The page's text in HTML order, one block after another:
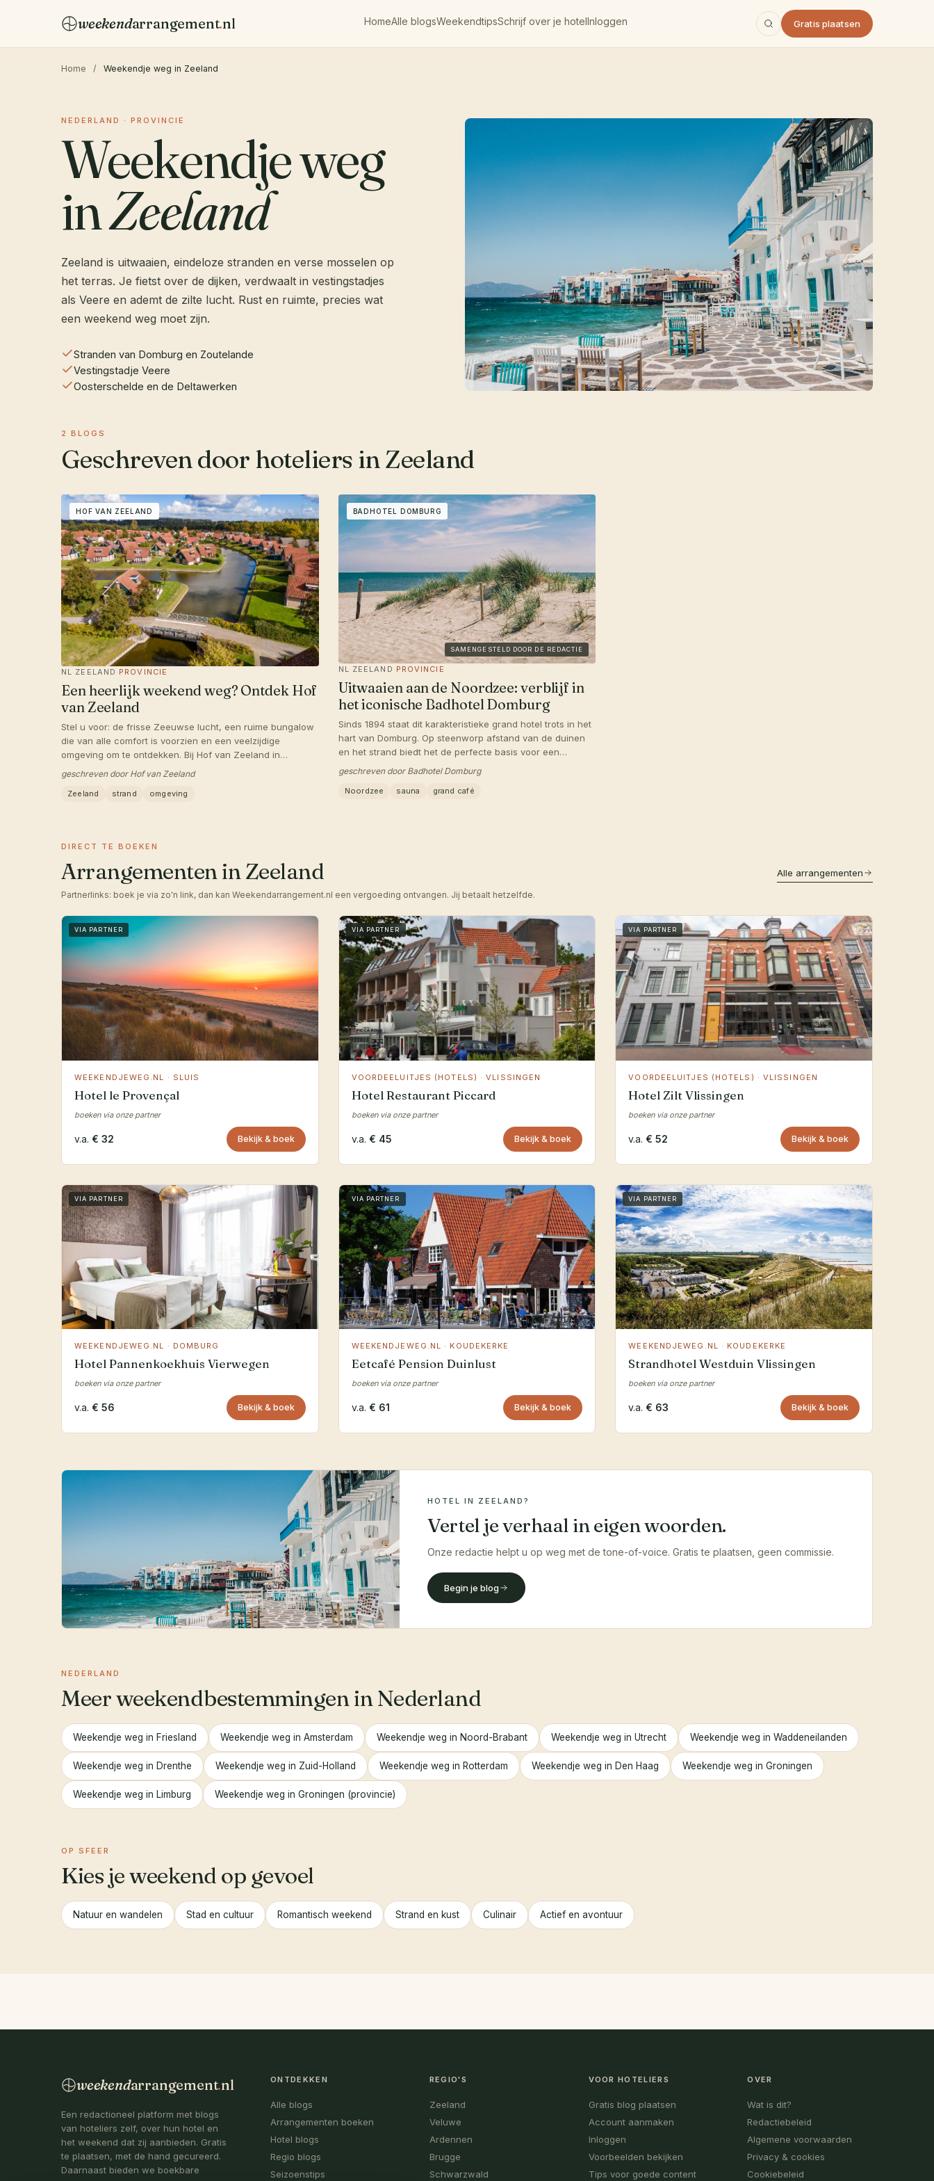
weekendarrangement.nl HomeAlle blogsWeekendtipsSchrijf over je hotelInloggen Gratis plaatsen
Home / Weekendje weg in Zeeland
NEDERLAND · PROVINCIE
Weekendje weg
inZeeland
Zeeland is uitwaaien, eindeloze stranden en verse mosselen op
het terras. Je fietst over de dijken, verdwaalt in vestingstadjes
als Veere en ademt de zilte lucht. Rust en ruimte, precies wat
een weekend weg moet zijn.
Stranden van Domburg en Zoutelande
Vestingstadje Veere
Oosterschelde en de Deltawerken
2 BLOGS
Geschreven door hoteliers in Zeeland
HOF VAN ZEELAND
NL· ZEELAND · PROVINCIE
Een heerlijk weekend weg? Ontdek Hof
van Zeeland
Stel u voor: de frisse Zeeuwse lucht, een ruime bungalow
die van alle comfort is voorzien en een veelzijdige
omgeving om te ontdekken. Bij Hof van Zeeland in
Heinkenszand is dat precies wat u kunt verwachten. Of u
nu komt om te ontspannen of juist eropuit wilt, hier vindt u
voor ieder wat wils.
geschreven door Hof van Zeeland
Zeeland strand omgeving
BADHOTEL DOMBURG
SAMENGESTELD DOOR DE REDACTIE
NL · ZEELAND · PROVINCIE
Uitwaaien aan de Noordzee: verblijf in
het iconische Badhotel Domburg
Sinds 1894 staat dit karakteristieke grand hotel trots in het
hart van Domburg. Op steenworp afstand van de duinen
en het strand biedt het de perfecte basis voor een
onvergetelijk weekendje Zeeland.
geschreven door Badhotel Domburg
Noordzee sauna grand café
DIRECT TE BOEKEN
Arrangementen in Zeeland Alle arrangementen
Partnerlinks: boek je via zo'n link, dan kan Weekendarrangement.nl een vergoeding ontvangen. Jij betaalt hetzelfde.
VIA PARTNER
WEEKENDJEWEG.NL · SLUIS
Hotel le Provençal
boeken via onze partner
v.a. € 32 Bekijk & boek
VIA PARTNER
VOORDEELUITJES (HOTELS) · VLISSINGEN
Hotel Restaurant Piccard
boeken via onze partner
v.a. € 45 Bekijk & boek
VIA PARTNER
VOORDEELUITJES (HOTELS) · VLISSINGEN
Hotel Zilt Vlissingen
boeken via onze partner
v.a. € 52 Bekijk & boek
VIA PARTNER
WEEKENDJEWEG.NL · DOMBURG
Hotel Pannenkoekhuis Vierwegen
boeken via onze partner
v.a. € 56 Bekijk & boek
VIA PARTNER
WEEKENDJEWEG.NL · KOUDEKERKE
Eetcafé Pension Duinlust
boeken via onze partner
v.a. € 61 Bekijk & boek
VIA PARTNER
WEEKENDJEWEG.NL · KOUDEKERKE
Strandhotel Westduin Vlissingen
boeken via onze partner
v.a. € 63 Bekijk & boek
HOTEL IN ZEELAND?
Vertel je verhaal in eigen woorden.
Onze redactie helpt u op weg met de tone-of-voice. Gratis te plaatsen, geen commissie.
Begin je blog
NEDERLAND
Meer weekendbestemmingen in Nederland
Weekendje weg in Friesland Weekendje weg in Amsterdam Weekendje weg in Noord-Brabant Weekendje weg in Utrecht Weekendje weg in Waddeneilanden
Weekendje weg in Drenthe Weekendje weg in Zuid-Holland Weekendje weg in Rotterdam Weekendje weg in Den Haag Weekendje weg in Groningen
Weekendje weg in Limburg Weekendje weg in Groningen (provincie)
OP SFEER
Kies je weekend op gevoel
Natuur en wandelen Stad en cultuur Romantisch weekend Strand en kust Culinair Actief en avontuur
weekendarrangement.nl
Een redactioneel platform met blogs
van hoteliers zelf, over hun hotel en
het weekend dat zij aanbieden. Gratis
te plaatsen, met de hand gecureerd.
Daarnaast bieden we boekbare
ONTDEKKEN
Alle blogs
Arrangementen boeken
Hotel blogs
Regio blogs
Seizoenstips
REGIO'S
Zeeland
Veluwe
Ardennen
Brugge
Schwarzwald
VOOR HOTELIERS
Gratis blog plaatsen
Account aanmaken
Inloggen
Voorbeelden bekijken
Tips voor goede content
OVER
Wat is dit?
Redactiebeleid
Algemene voorwaarden
Privacy & cookies
Cookiebeleid